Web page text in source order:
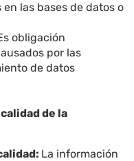
las bases de datos o
obligación
por las
de datos
de la
La información